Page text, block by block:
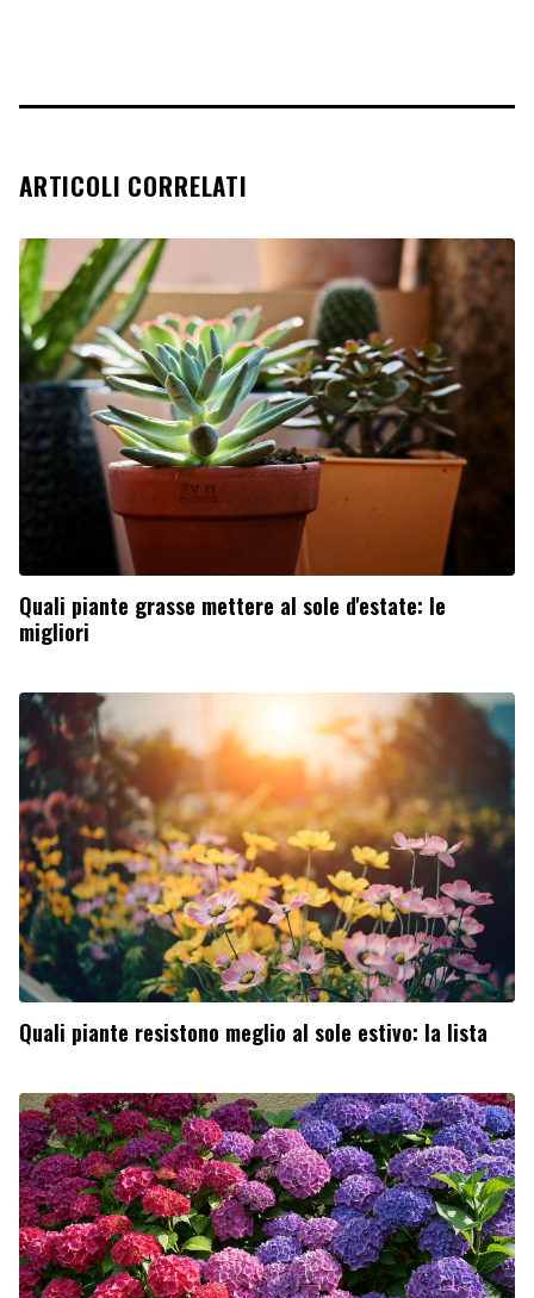
ARTICOLI CORRELATI
Quali piante grasse mettere al sole d'estate: le
migliori
Quali piante resistono meglio al sole estivo: la lista